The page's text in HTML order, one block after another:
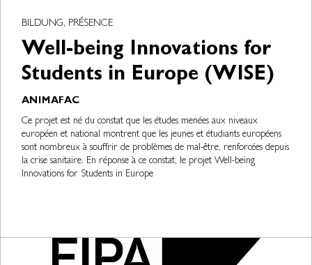
BILDUNG, PRÉSENCE
Well-being Innovations for
Students in Europe (WISE)
ANIMAFAC
Ce projet est né du constat que les études menées aux niveaux
européen et national montrent que les jeunes et étudiants européens
sont nombreux à souffrir de problèmes de mal-être, renforcées depuis
la crise sanitaire. En réponse à ce constat, le projet Well-being
Innovations for Students in Europe